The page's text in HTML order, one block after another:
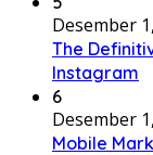
Desember
The
Instagram
6
Desember
Mobile